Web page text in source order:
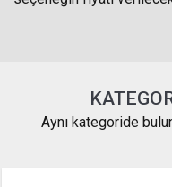
Aynı kategoride